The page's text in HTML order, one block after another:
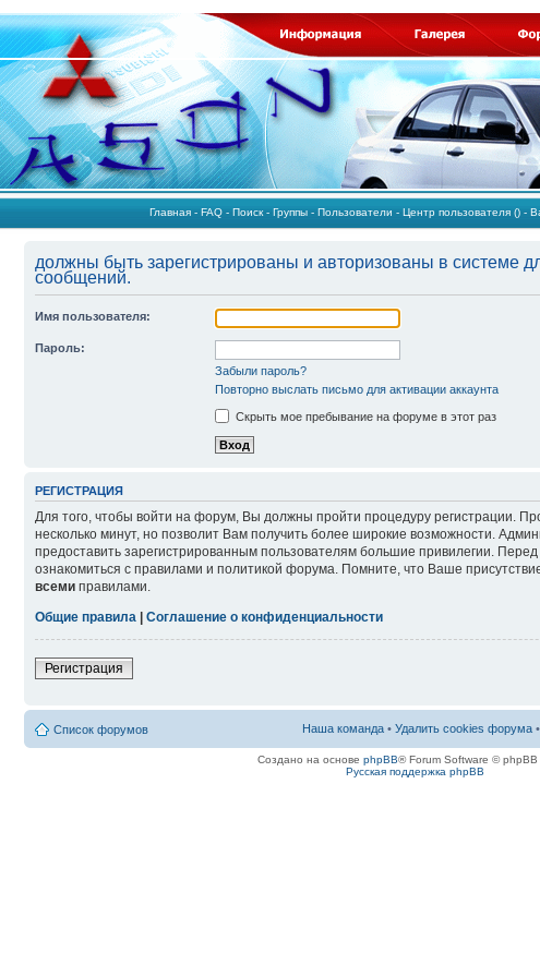
Главная - FAQ - Поиск - Группы - Пользователи - Центр пользователя () -
должны быть зарегистрированы и авторизованы в системе
сообщений.
Имя пользователя:
Пароль:
Забыли пароль?
Повторно выслать письмо для активации аккаунта
Скрыть мое пребывание на форуме в этот раз
РЕГИСТРАЦИЯ
Для того, чтобы войти на форум, Вы должны пройти процедуру регистрации.
несколько минут, но позволит Вам получить более широкие возможности.
предоставить зарегистрированным пользователям большие привилегии.
ознакомиться с правилами и политикой форума. Помните, что Ваше
всеми правилами.
Общие правила | Соглашение о конфиденциальности
Регистрация
Список форумов Наша команда • Удалить cookies форума
Создано на основе phpBB® Forum Software © phpBB
Русская поддержка phpBB